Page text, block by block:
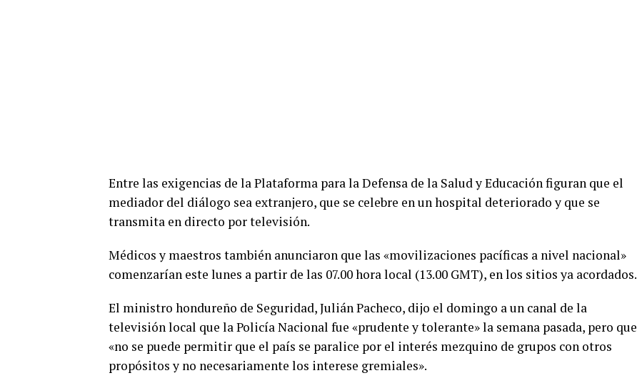
Entre las exigencias de la Plataforma para la Defensa de la Salud y Educación figuran que el
mediador del diálogo sea extranjero, que se celebre en un hospital deteriorado y que se
transmita en directo por televisión.
Médicos y maestros también anunciaron que las «movilizaciones pacíficas a nivel nacional»
comenzarían este lunes a partir de las 07.00 hora local (13.00 GMT), en los sitios ya acordados.
El ministro hondureño de Seguridad, Julián Pacheco, dijo el domingo a un canal de la
televisión local que la Policía Nacional fue «prudente y tolerante» la semana pasada, pero que
«no se puede permitir que el país se paralice por el interés mezquino de grupos con otros
propósitos y no necesariamente los interese gremiales».